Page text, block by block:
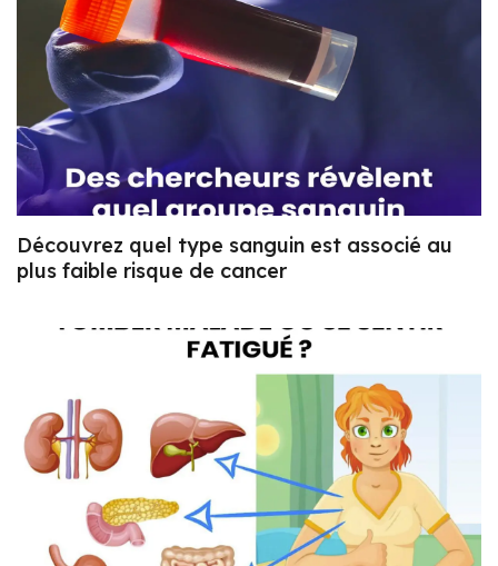
Découvrez quel type sanguin est associé au
plus faible risque de cancer